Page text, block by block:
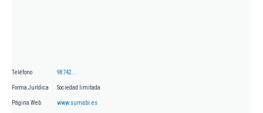
Teléfono 98742...
Forma Jurídica Sociedad limitada
Página Web www.sumabi.es